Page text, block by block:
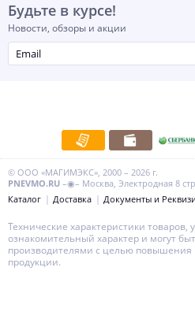
Будьте в курсе!
Новости, обзоры и акции
© ООО «МАГИМЭКС», 2000 – 2026 г.
PNEVMO.RU –◉– Москва, Электродная 8
Каталог
Доставка Документы и
Технические характеристики товаров,
ознакомительный характер и могут
производителями с целью повышения
продукции.